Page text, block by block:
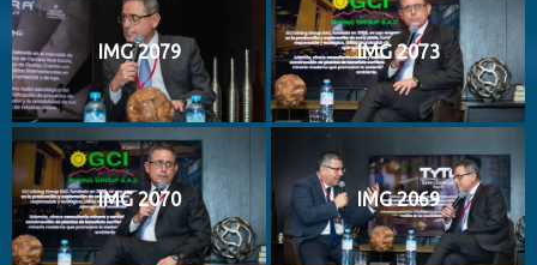
IMG 2079 IMG 2073
IMG 2070 IMG 2069